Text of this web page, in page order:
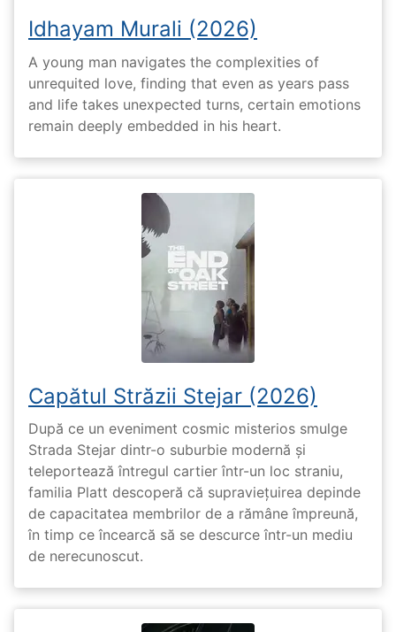
Idhayam Murali (2026)
A young man navigates the complexities of
unrequited love, finding that even as years pass
and life takes unexpected turns, certain emotions
remain deeply embedded in his heart.
Capătul Străzii Stejar (2026)
După ce un eveniment cosmic misterios smulge
Strada Stejar dintr-o suburbie modernă și
teleportează întregul cartier într-un loc straniu,
familia Platt descoperă că supraviețuirea depinde
de capacitatea membrilor de a rămâne împreună,
în timp ce încearcă să se descurce într-un mediu
de nerecunoscut.